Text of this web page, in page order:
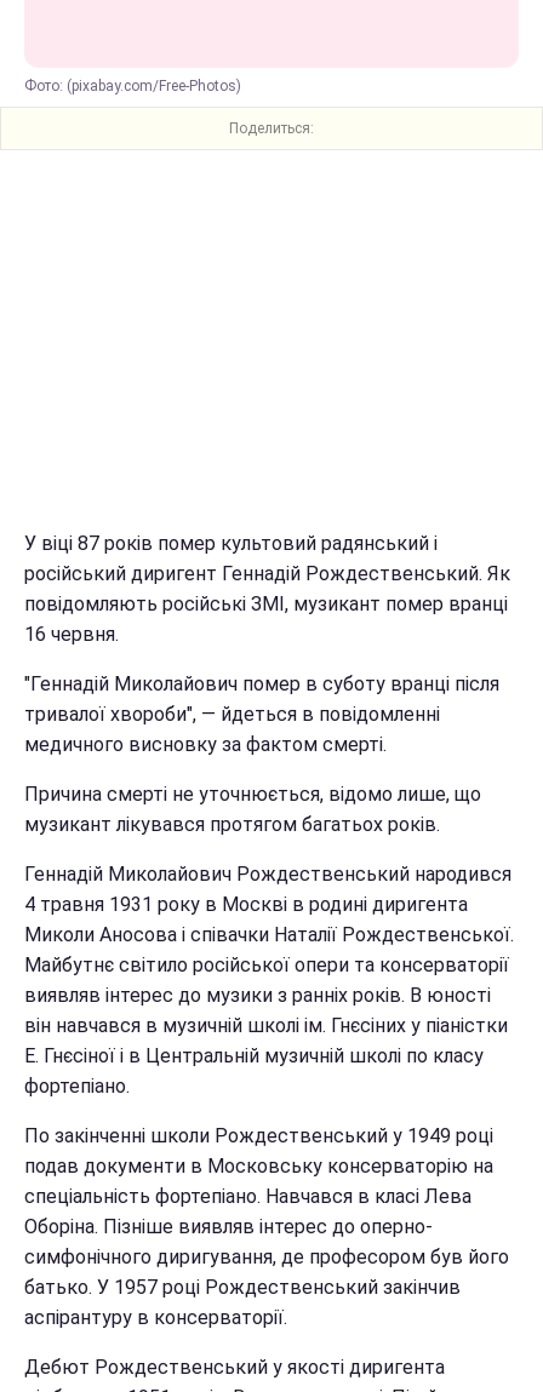
Фото: (pixabay.com/Free-Photos)
Поделиться:
У віці 87 років помер культовий радянський і
російський диригент Геннадій Рождественський. Як
повідомляють російські ЗМІ, музикант помер вранці
16 червня.
"Геннадій Миколайович помер в суботу вранці після
тривалої хвороби", — йдеться в повідомленні
медичного висновку за фактом смерті.
Причина смерті не уточнюється, відомо лише, що
музикант лікувався протягом багатьох років.
Геннадій Миколайович Рождественський народився
4 травня 1931 року в Москві в родині диригента
Миколи Аносова і співачки Наталії Рождественської.
Майбутнє світило російської опери та консерваторії
виявляв інтерес до музики з ранніх років. В юності
він навчався в музичній школі ім. Гнєсіних у піаністки
Е. Гнєсіної і в Центральній музичній школі по класу
фортепіано.
По закінченні школи Рождественський у 1949 році
подав документи в Московську консерваторію на
спеціальність фортепіано. Навчався в класі Лева
Оборіна. Пізніше виявляв інтерес до оперно-
симфонічного диригування, де професором був його
батько. У 1957 році Рождественський закінчив
аспірантуру в консерваторії.
Дебют Рождественський у якості диригента